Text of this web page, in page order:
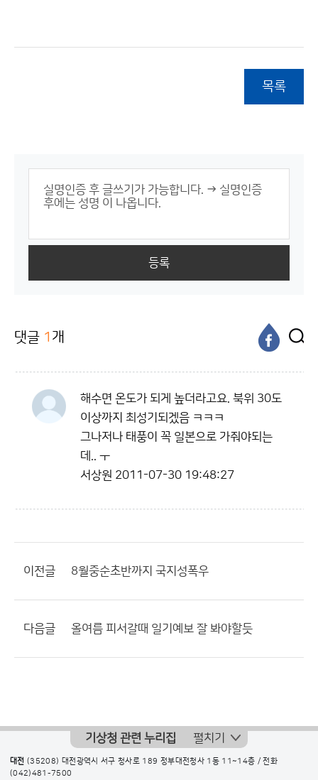
목록
등록
댓글 1 개
해수면 온도가 되게 높더라고요. 북위 30도
이상까지 최성기되겠음 ㅋㅋㅋ
그나저나 태풍이 꼭 일본으로 가줘야되는
데.. ㅜ
서상원 2011-07-30 19:48:27
이전글 8월중순초반까지 국지성폭우
다음글 올여름 피서갈때 일기예보 잘 봐야할듯
기상청 관련 누리집 펼치기
대전 (35208) 대전광역시 서구 청사로 189 정부대전청사 1동 11~14층 / 전화
(042)481-7500